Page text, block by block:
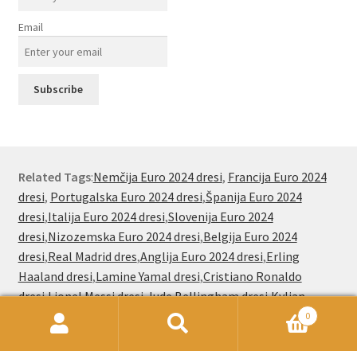
Email
Related Tags:Nemčija Euro 2024 dresi, Francija Euro 2024
dresi, Portugalska Euro 2024 dresi,Španija Euro 2024
dresi,Italija Euro 2024 dresi,Slovenija Euro 2024
dresi,Nizozemska Euro 2024 dresi,Belgija Euro 2024
dresi,Real Madrid dres,Anglija Euro 2024 dresi,Erling
Haaland dresi,Lamine Yamal dresi,Cristiano Ronaldo
dresi,Lionel Messi dresi,Jude Bellingham dresi,Kylian
Mbappe dresi
Jude Bellingham dresi Paez Gavi dresi 0